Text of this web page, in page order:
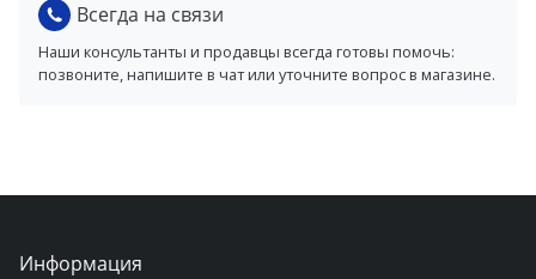
Всегда на связи
Наши консультанты и продавцы всегда готовы помочь:
позвоните, напишите в чат или уточните вопрос в магазине.
Информация